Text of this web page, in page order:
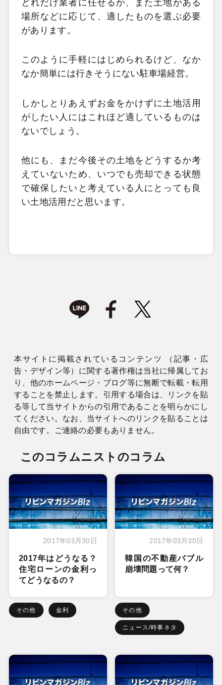
どれだけ業者に任せるか、また土地がある
場所などに応じて、適したものを選ぶ必要
があります。
このように手軽にはじめられるけど、なか
なか簡単には行きそうにない駐車場経営。
しかしとりあえずお金をかけずに土地活用
がしたい人にはこれほど適しているものは
ないでしょう。
他にも、まだ今後その土地をどうするか考
えていないため、いつでも売却できる状態
で確保したいと考えている人にとっても良
い土地活用だと思います。
本サイトに掲載されているコンテンツ （記事・広
告・デザイン等）に関する著作権は当社に帰属してお
り、他のホームページ・ブログ等に無断で転載・転用
することを禁止します。引用する場合は、リンクを貼
る等して当サイトからの引用であることを明らかにし
てください。なお、当サイトへのリンクを貼ることは
自由です。ご連絡の必要もありません。
このコラムニストのコラム
2017年03月30日
2017年はどうなる？
住宅ローンの金利っ
てどうなるの？
その他 金利
2017年03月30日
韓国の不動産バブル
崩壊問題って何？
その他
ニュース/時事ネタ